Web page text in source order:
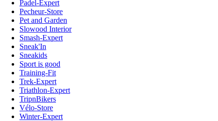
Padel-Expert
Pecheur-Store
Pet and Garden
Slowood Interior
Smash-Expert
Sneak'In
Sneakids
Sport is good
Training-Fit
Trek-Expert
Triathlon-Expert
TripnBikers
Vélo-Store
Winter-Expert